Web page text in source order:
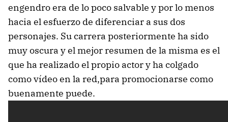
engendro era de lo poco salvable y por lo menos
hacia el esfuerzo de diferenciar a sus dos
personajes. Su carrera posteriormente ha sido
muy oscura y el mejor resumen de la misma es el
que ha realizado el propio actor y ha colgado
como vídeo en la red,para promocionarse como
buenamente puede.